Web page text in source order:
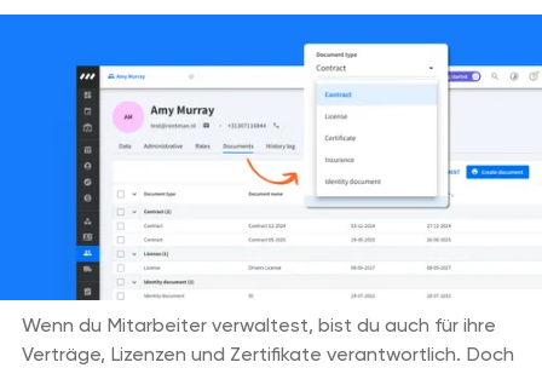
Wenn du Mitarbeiter verwaltest, bist du auch für ihre
Verträge, Lizenzen und Zertifikate verantwortlich. Doch